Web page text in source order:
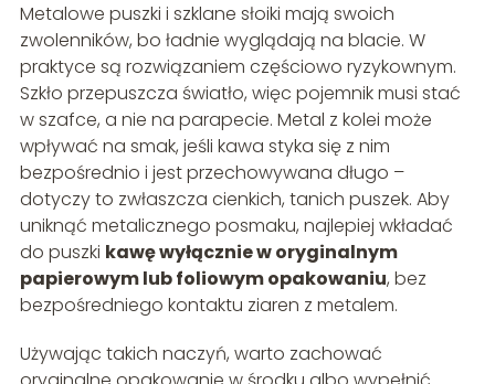
Metalowe puszki i szklane słoiki mają swoich
zwolenników, bo ładnie wyglądają na blacie. W
praktyce są rozwiązaniem częściowo ryzykownym.
Szkło przepuszcza światło, więc pojemnik musi stać
w szafce, a nie na parapecie. Metal z kolei może
wpływać na smak, jeśli kawa styka się z nim
bezpośrednio i jest przechowywana długo –
dotyczy to zwłaszcza cienkich, tanich puszek. Aby
uniknąć metalicznego posmaku, najlepiej wkładać
do puszki kawę wyłącznie w oryginalnym
papierowym lub foliowym opakowaniu, bez
bezpośredniego kontaktu ziaren z metalem.
Używając takich naczyń, warto zachować